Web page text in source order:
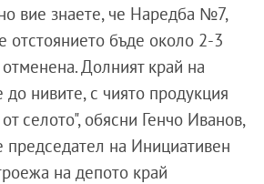
вие знаете, че Наредба №7,
отстоянието бъде около 2-3
Долният край на
нивите, с чиято продукция
селото", обясни Генчо Иванов,
председател на Инициативен
на депото край